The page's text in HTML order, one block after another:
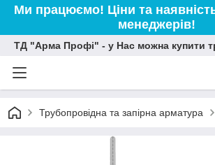
Ми працюємо! Ціни та
менеджерів!
ТД "Арма Профі" - у Нас можна купити
Трубопровідна та запірна арматура